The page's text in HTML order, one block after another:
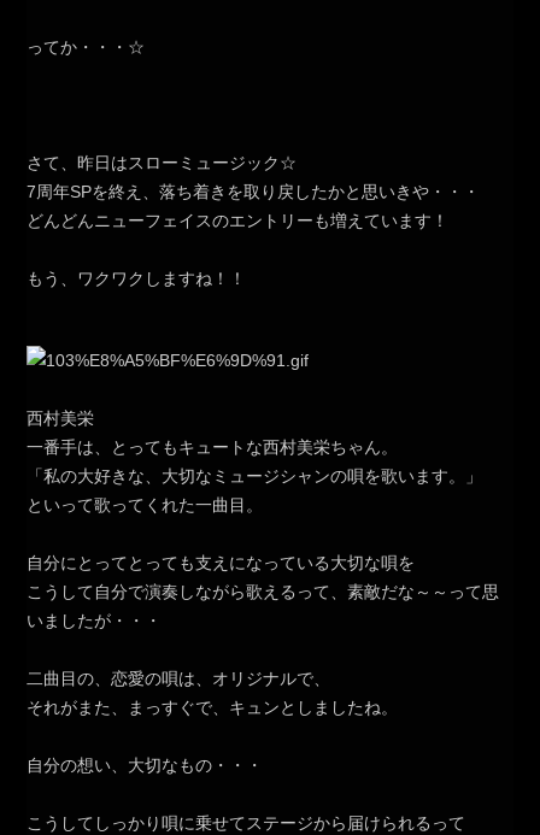
ってか・・・☆
さて、昨日はスローミュージック☆
7周年SPを終え、落ち着きを取り戻したかと思いきや・・・
どんどんニューフェイスのエントリーも増えています！
もう、ワクワクしますね！！
西村美栄
一番手は、とってもキュートな西村美栄ちゃん。
「私の大好きな、大切なミュージシャンの唄を歌います。」
といって歌ってくれた一曲目。
自分にとってとっても支えになっている大切な唄を
こうして自分で演奏しながら歌えるって、素敵だな～～って思
いましたが・・・
二曲目の、恋愛の唄は、オリジナルで、
それがまた、まっすぐで、キュンとしましたね。
自分の想い、大切なもの・・・
こうしてしっかり唄に乗せてステージから届けられるって